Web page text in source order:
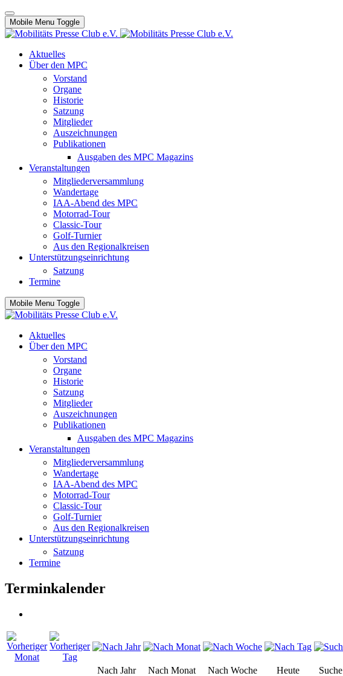
Mobile Menu Toggle
Aktuelles
Über den MPC
Vorstand
Organe
Historie
Satzung
Mitglieder
Auszeichnungen
Publikationen
Ausgaben des MPC Magazins
Veranstaltungen
Mitgliederversammlung
Wandertage
IAA-Abend des MPC
Motorrad-Tour
Classic-Tour
Golf-Turnier
Aus den Regionalkreisen
Unterstützungseinrichtung
Satzung
Termine
Mobile Menu Toggle
Aktuelles
Über den MPC
Vorstand
Organe
Historie
Satzung
Mitglieder
Auszeichnungen
Publikationen
Ausgaben des MPC Magazins
Veranstaltungen
Mitgliederversammlung
Wandertage
IAA-Abend des MPC
Motorrad-Tour
Classic-Tour
Golf-Turnier
Aus den Regionalkreisen
Unterstützungseinrichtung
Satzung
Termine
Terminkalender
Nach Jahr Nach Monat Nach Woche Heute Suche